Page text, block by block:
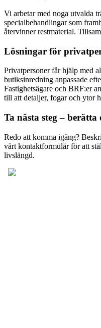
Vi arbetar med noga utvalda
specialbehandlingar som
återvinner restmaterial.
Lösningar för
Privatpersoner får hjälp med
butiksinredning anpassade
Fastighetsägare och BRF:er
till att detaljer, fogar och ytor
Ta nästa steg –
Redo att komma igång?
vårt kontaktformulär för att
livslängd.